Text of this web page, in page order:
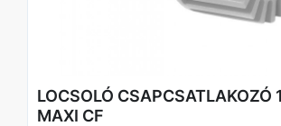
LOCSOLÓ CSAPCSATLAKOZÓ
MAXI CF